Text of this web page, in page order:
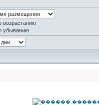
возрастанию
убыванию